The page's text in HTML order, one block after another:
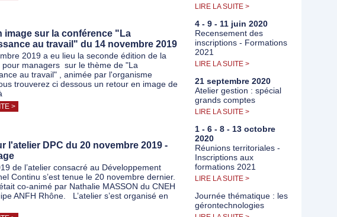
image sur la conférence "La
au travail" du 14 novembre 2019
2019 a eu lieu la seconde édition de la
pour managers sur le thème de "La
au travail" , animée par l'organisme
trouverez ci dessous un retour en image de
>
l'atelier DPC du 20 novembre 2019 -
de l’atelier consacré au Développement
Continu s’est tenue le 20 novembre dernier.
co-animé par Nathalie MASSON du CNEH
ANFH Rhône. L’atelier s’est organisé en
LIRE LA SUITE >
4 - 9 - 11 juin 2020
Recensement des
inscriptions - Formations
2021
LIRE LA SUITE >
21 septembre 2020
Atelier gestion : spécial
grands comptes
LIRE LA SUITE >
1 - 6 - 8 - 13 octobre
2020
Réunions territoriales -
Inscriptions aux
formations 2021
LIRE LA SUITE >
Journée thématique : les
gérontechnologies